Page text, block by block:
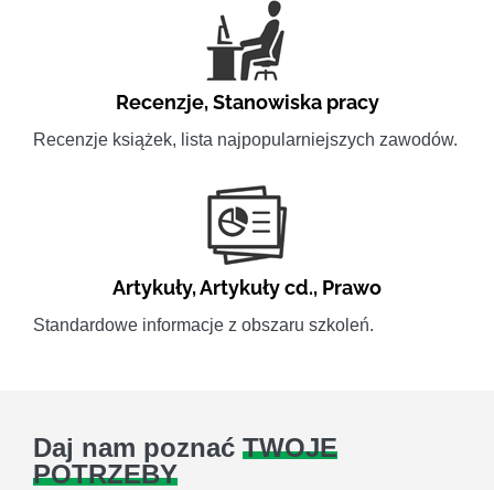
Recenzje,Stanowiska pracy
Recenzje książek, lista najpopularniejszych zawodów.
Artykuły,Artykuły cd., Prawo
Standardowe informacje z obszaru szkoleń.
Daj nam poznać TWOJE
POTRZEBY